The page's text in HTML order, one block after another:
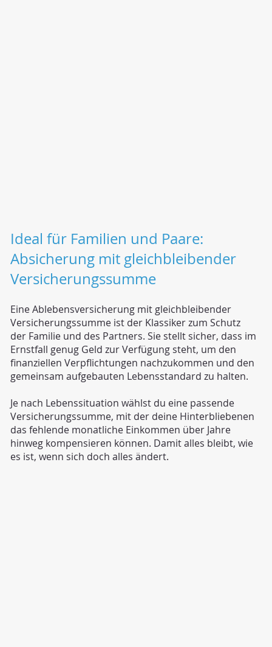
Ideal für Familien und Paare:
Absicherung mit gleichbleibender
Versicherungssumme
Eine Ablebensversicherung mit gleichbleibender
Versicherungssumme ist der Klassiker zum Schutz
der Familie und des Partners. Sie stellt sicher, dass im
Ernstfall genug Geld zur Verfügung steht, um den
finanziellen Verpflichtungen nachzukommen und den
gemeinsam aufgebauten Lebensstandard zu halten.
Je nach Lebenssituation wählst du eine passende
Versicherungssumme, mit der deine Hinterbliebenen
das fehlende monatliche Einkommen über Jahre
hinweg kompensieren können. Damit alles bleibt, wie
es ist, wenn sich doch alles ändert.